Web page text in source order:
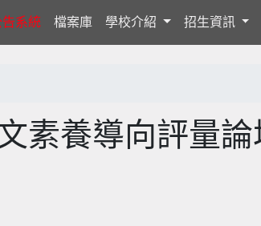
告系統 檔案庫 學校介紹 招生資訊
素養導向評量論